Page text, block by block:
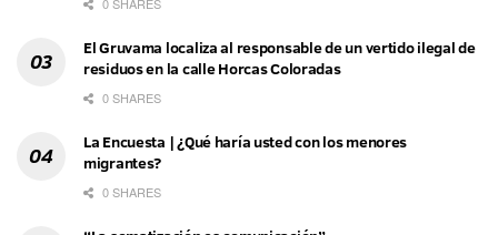
El Gruvama localiza al responsable de un vertido ilegal de
residuos en la calle Horcas Coloradas
0 SHARES
La Encuesta | ¿Qué haría usted con los menores
migrantes?
0 SHARES